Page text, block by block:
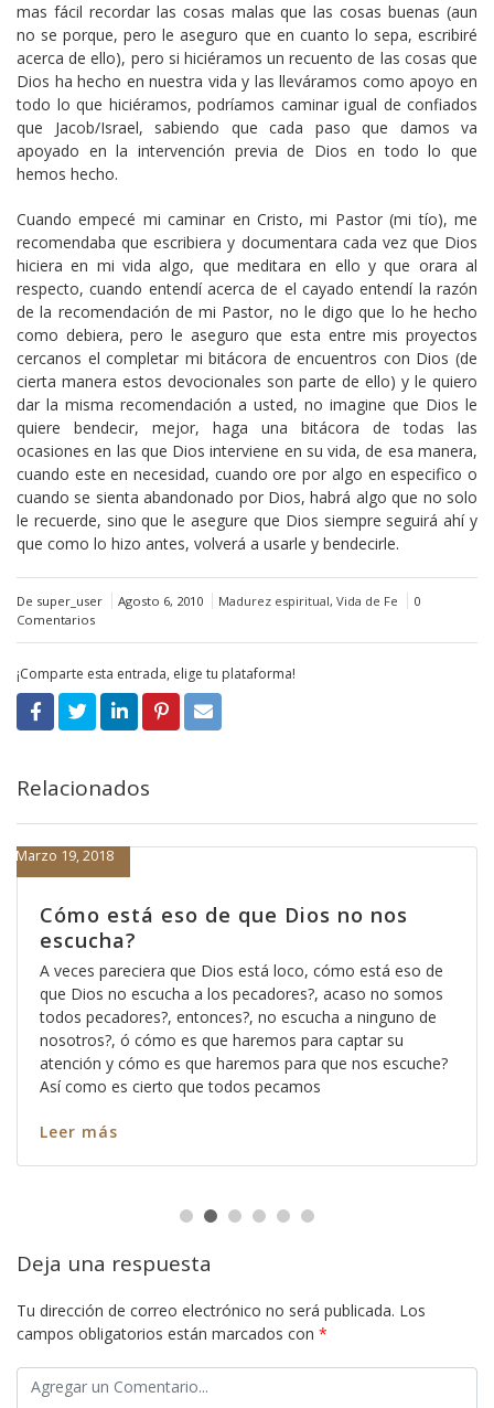
mas fácil recordar las cosas malas que las cosas buenas (aun
no se porque, pero le aseguro que en cuanto lo sepa, escribiré
acerca de ello), pero si hiciéramos un recuento de las cosas que
Dios ha hecho en nuestra vida y las lleváramos como apoyo en
todo lo que hiciéramos, podríamos caminar igual de confiados
que Jacob/Israel, sabiendo que cada paso que damos va
apoyado en la intervención previa de Dios en todo lo que
hemos hecho.
Cuando empecé mi caminar en Cristo, mi Pastor (mi tío), me
recomendaba que escribiera y documentara cada vez que Dios
hiciera en mi vida algo, que meditara en ello y que orara al
respecto, cuando entendí acerca de el cayado entendí la razón
de la recomendación de mi Pastor, no le digo que lo he hecho
como debiera, pero le aseguro que esta entre mis proyectos
cercanos el completar mi bitácora de encuentros con Dios (de
cierta manera estos devocionales son parte de ello) y le quiero
dar la misma recomendación a usted, no imagine que Dios le
quiere bendecir, mejor, haga una bitácora de todas las
ocasiones en las que Dios interviene en su vida, de esa manera,
cuando este en necesidad, cuando ore por algo en especifico o
cuando se sienta abandonado por Dios, habrá algo que no solo
le recuerde, sino que le asegure que Dios siempre seguirá ahí y
que como lo hizo antes, volverá a usarle y bendecirle.
De super_user Agosto 6, 2010 Madurez espiritual, Vida de Fe
0
Comentarios
¡Comparte esta entrada, elige tu plataforma!
Relacionados
Cómo está eso de que Dios no nos
escucha?
Marzo 19, 2018
A veces pareciera que Dios está loco, cómo está eso de
que Dios no escucha a los pecadores?, acaso no somos
todos pecadores?, entonces?, no escucha a ninguno de
nosotros?, ó cómo es que haremos para captar su
atención y cómo es que haremos para que nos escuche?
Así como es cierto que todos pecamos
Leer más
Deja una respuesta
Tu dirección de correo electrónico no será publicada. Los
campos obligatorios están marcados con *